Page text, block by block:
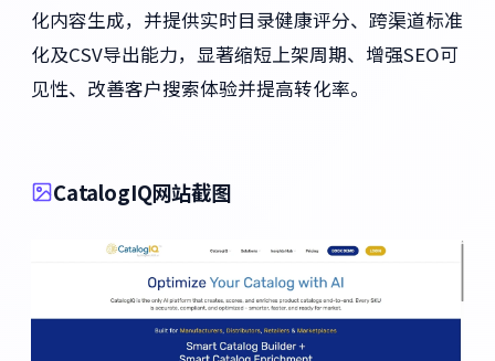
化内容生成，并提供实时目录健康评分、跨渠道标准
化及CSV导出能力，显著缩短上架周期、增强SEO可
见性、改善客户搜索体验并提高转化率。
CatalogIQ网站截图